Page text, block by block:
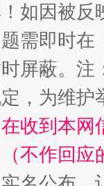
如何以
如因被
需即时在
屏蔽。
，为维
在收到本网
不作回应